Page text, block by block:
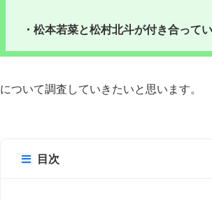
・松本若菜と松村北斗が付き合って
について調査していきたいと思います。
目次